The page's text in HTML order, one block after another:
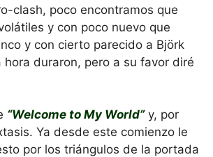
clash, poco encontramos que
y con poco nuevo que
y con cierto parecido a Björk
duraron, pero a su favor diré
“Welcome to My World”y, por
Ya desde este comienzo le
por los triángulos de la portada